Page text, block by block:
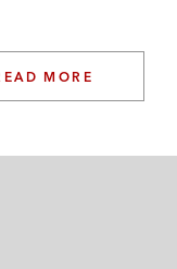
an Emerson.
für
MORE